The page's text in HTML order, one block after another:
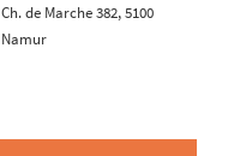
Ch. de Marche 382, 5100
Namur